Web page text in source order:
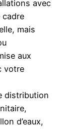
avec
cadre
mais
aux
votre
distribution
d’eaux,